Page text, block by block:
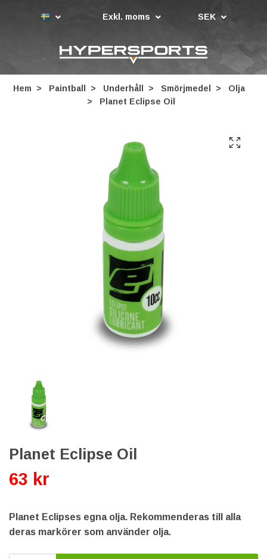
Exkl. moms SEK
Hem Paintball Underhåll Smörjmedel
Olja
Planet Eclipse Oil
Planet Eclipse Oil
63 kr
Planet Eclipses egna olja. Rekommenderas till alla
deras markörer som använder olja.